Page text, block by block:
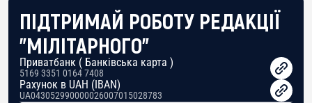
ПІДТРИМАЙ РОБОТУ РЕДАКЦІЇ
"МІЛІТАРНОГО"
Приватбанк ( Банківська карта )
5169 3351 0164 7408
Рахунок в UAH (IBAN)
UA043052990000026007015028783